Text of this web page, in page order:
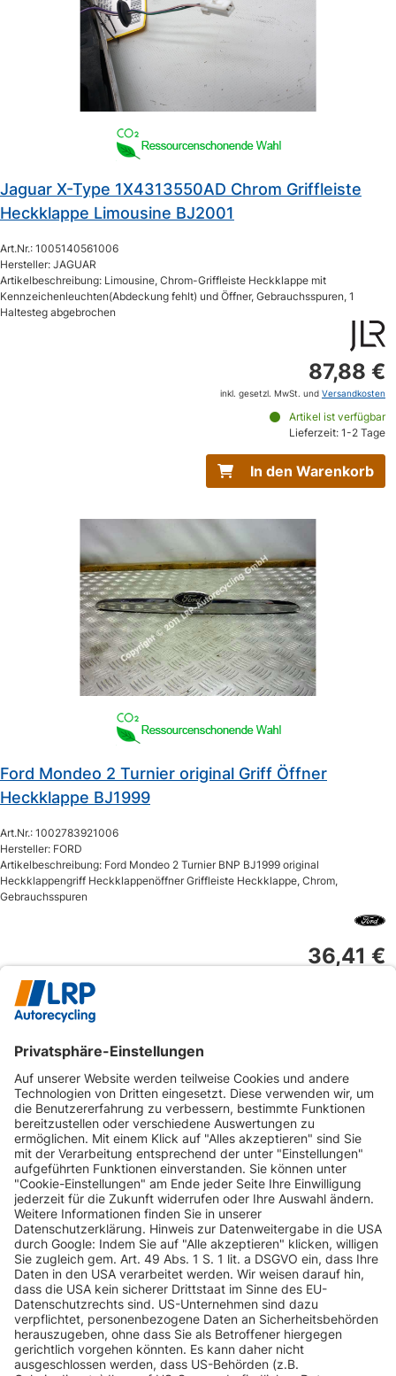
Jaguar X-Type 1X4313550AD Chrom Griffleiste
Heckklappe Limousine BJ2001
Art.Nr.: 1005140561006
Hersteller: JAGUAR
Artikelbeschreibung: Limousine, Chrom-Griffleiste Heckklappe mit
Kennzeichenleuchten(Abdeckung fehlt) und Öffner, Gebrauchsspuren, 1
Haltesteg abgebrochen
87,88 €
inkl. gesetzl. MwSt. und Versandkosten
Artikel ist verfügbar
Lieferzeit: 1-2 Tage
In den Warenkorb
Ford Mondeo 2 Turnier original Griff Öffner
Heckklappe BJ1999
Art.Nr.: 1002783921006
Hersteller: FORD
Artikelbeschreibung: Ford Mondeo 2 Turnier BNP BJ1999 original
Heckklappengriff Heckklappenöffner Griffleiste Heckklappe, Chrom,
Gebrauchsspuren
36,41 €
1 2 3 4 ... 833
INFORMATIONEN
KUNDENSERVICE
INFORMATIONEN
ZAHLUNGSARTEN